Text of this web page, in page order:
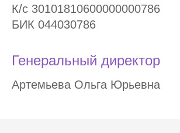
К/с 30101810600000000786
БИК 044030786
Генеральный директор
Артемьева Ольга Юрьевна